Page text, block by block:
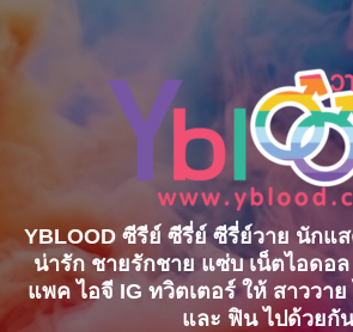
Skip
to
YBLOOD ซีรีย์ ซีรี่ย์ ซีรี่ย์วาย นักแ
น่ารัก ชายรักชาย แซ่บ เน็ตไอดอ
แพค ไอจี IG ทวิตเตอร์ ให้ สาววา
และ ฟิน ไปด้วยกัน